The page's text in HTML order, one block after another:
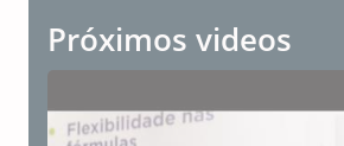
Próximos videos